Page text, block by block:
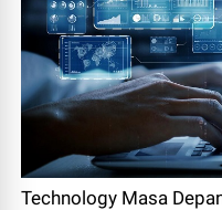
Technology Masa